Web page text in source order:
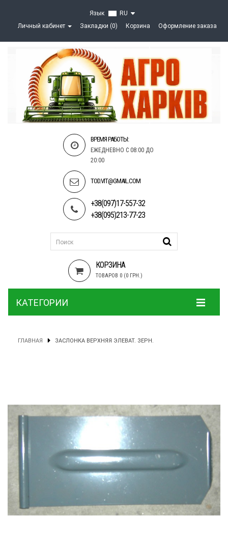
Язык
RU
Личный кабинет
Закладки (0) Корзина Оформление заказа
ВРЕМЯ РАБОТЫ:
ЕЖЕДНЕВНО С 08:00 ДО
20:00
TOD.VIT@GMAIL.COM
+38(097)17-557-32
+38(095)213-77-23
КОРЗИНА
ТОВАРОВ 0 (0 ГРН.)
КАТЕГОРИИ
ГЛАВНАЯ ЗАСЛОНКА ВЕРХНЯЯ ЭЛЕВАТ. ЗЕРН.